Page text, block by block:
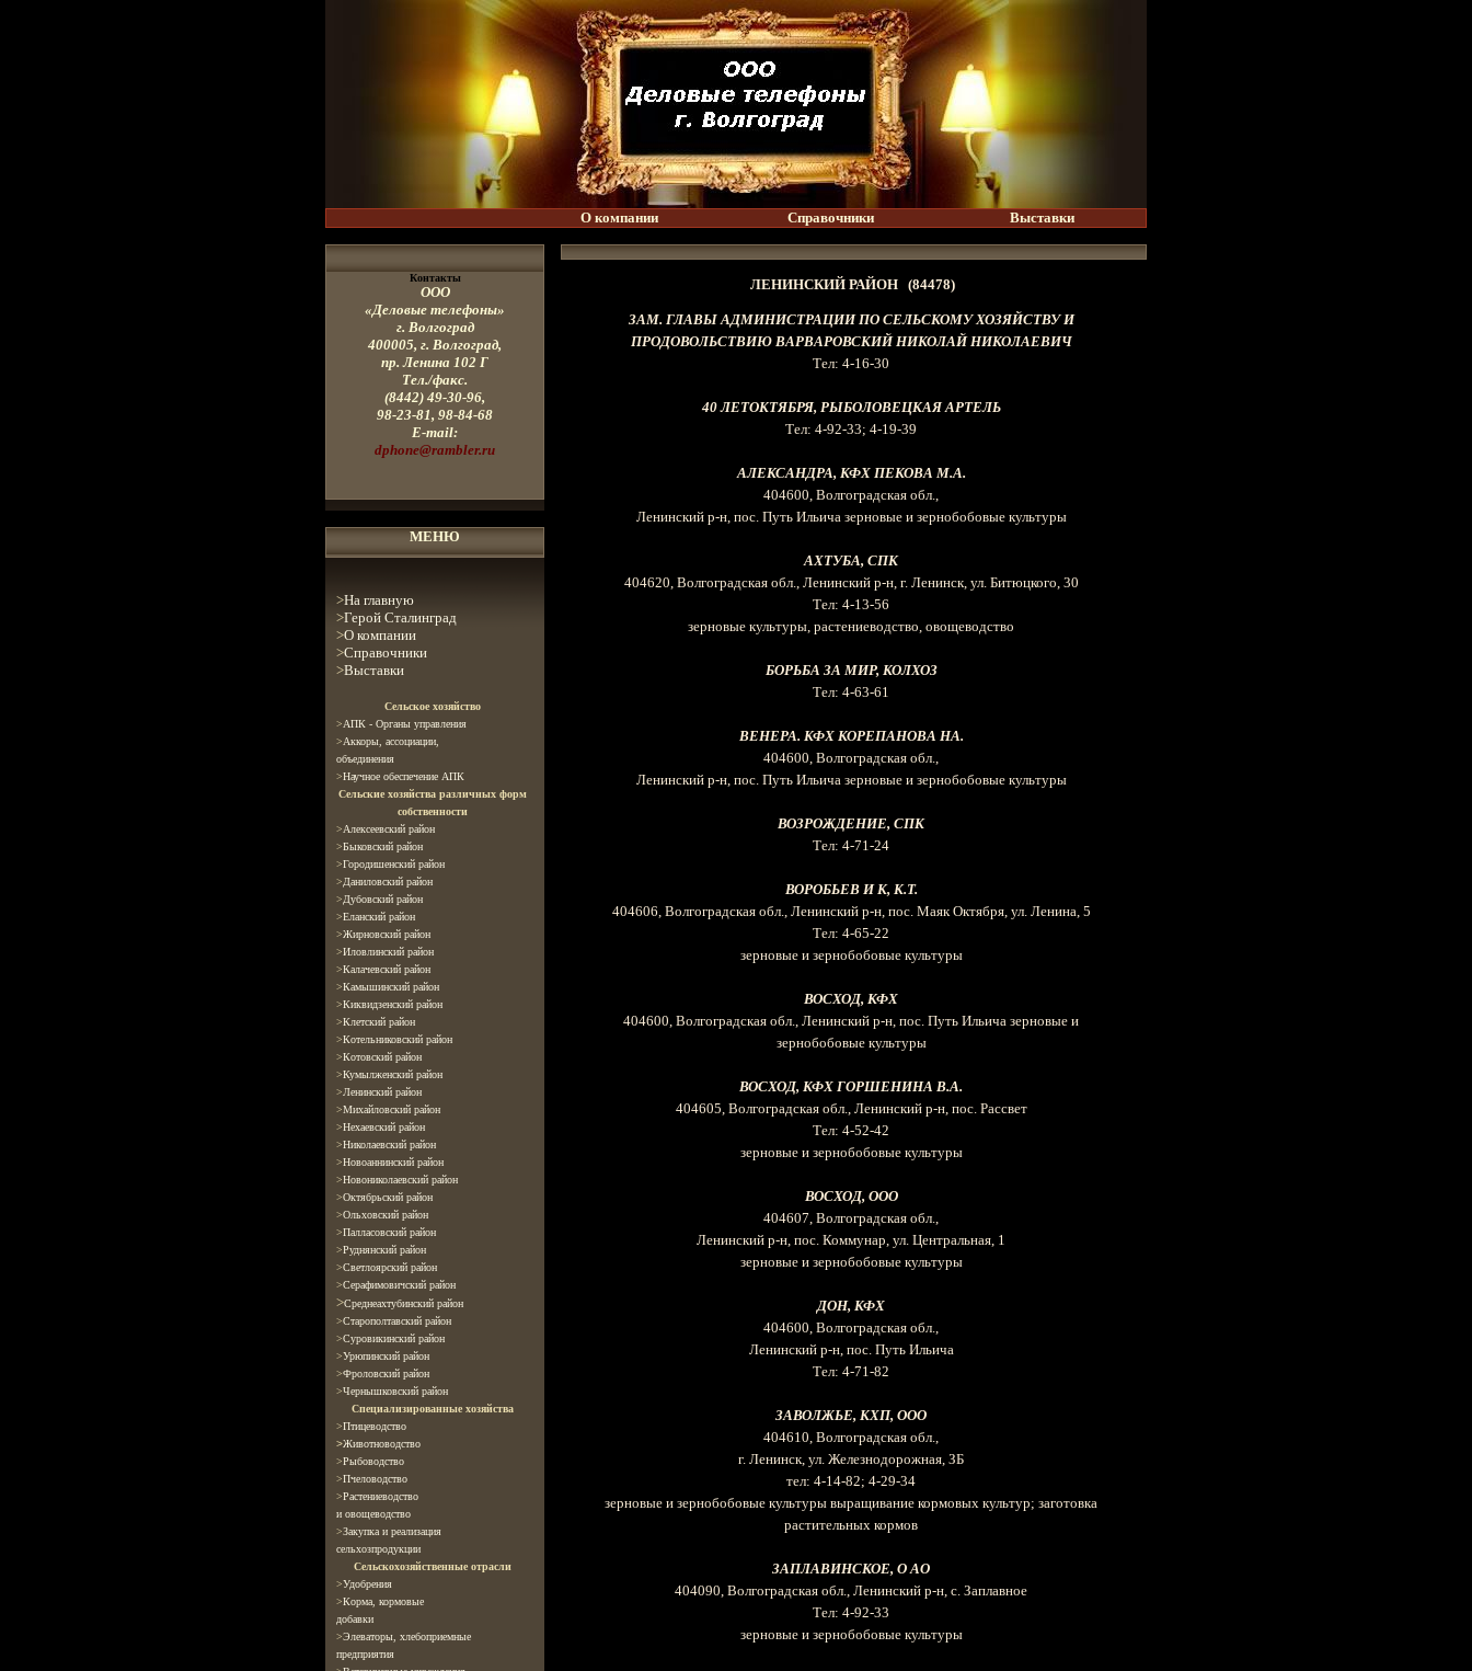
О компании Справочники Выставки
Контакты
ООО
«Деловые телефоны»
г. Волгоград
400005, г. Волгоград,
пр. Ленина 102 Г
Тел./факс.
(8442) 49-30-96,
98-23-81, 98-84-68
E-mail:
dphone@rambler.ru
МЕНЮ
>На главную
>Герой Сталинград
>О компании
>Справочники
>Выставки
Сельское хозяйство
>АПК - Органы управления
>Аккоры, ассоциации,
объединения
>Научное обеспечение АПК
Сельские хозяйства различных форм
собственности
>Алексеевский район
>Быковский район
>Городишенский район
>Даниловский район
>Дубовский район
>Еланский район
>Жирновский район
>Иловлинский район
>Калачевский район
>Камышинский район
>Киквидзенский район
>Клетский район
>Котельниковский район
>Котовский район
>Кумылженский район
>Ленинский район
>Михайловский район
>Нехаевский район
>Николаевский район
>Новоаннинский район
>Новониколаевский район
>Октябрьский район
>Ольховский район
>Палласовский район
>Руднянский район
>Светлоярский район
>Серафимовичский район
>Среднеахтубинский район
>Старополтавский район
>Суровикинский район
>Урюпинский район
>Фроловский район
>Чернышковский район
Специализированные хозяйства
>Птицеводство
>Животноводство
>Рыбоводство
>Пчеловодство
>Растениеводство
и овощеводство
>Закупка и реализация
сельхозпродукции
Сельскохозяйственные отрасли
>Удобрения
>Корма, кормовые
добавки
>Элеваторы, хлебоприемные
предприятия
ЛЕНИНСКИЙ РАЙОН (84478)
ЗАМ. ГЛАВЫ АДМИНИСТРАЦИИ ПО СЕЛЬСКОМУ ХОЗЯЙСТВУ И
ПРОДОВОЛЬСТВИЮ ВАРВАРОВСКИЙ НИКОЛАЙ НИКОЛАЕВИЧ
Тел: 4-16-30
40 ЛЕТОКТЯБРЯ, РЫБОЛОВЕЦКАЯ АРТЕЛЬ
Тел: 4-92-33; 4-19-39
АЛЕКСАНДРА, КФХ ПЕКОВА М.А.
404600, Волгоградская обл.,
Ленинский р-н, пос. Путь Ильича зерновые и зернобобовые культуры
АХТУБА, СПК
404620, Волгоградская обл., Ленинский р-н, г. Ленинск, ул. Битюцкого, 30
Тел: 4-13-56
зерновые культуры, растениеводство, овощеводство
БОРЬБА ЗА МИР, КОЛХОЗ
Тел: 4-63-61
ВЕНЕРА. КФХ КОРЕПАНОВА НА.
404600, Волгоградская обл.,
Ленинский р-н, пос. Путь Ильича зерновые и зернобобовые культуры
ВОЗРОЖДЕНИЕ, СПК
Тел: 4-71-24
ВОРОБЬЕВ И К, К.Т.
404606, Волгоградская обл., Ленинский р-н, пос. Маяк Октября, ул. Ленина, 5
Тел: 4-65-22
зерновые и зернобобовые культуры
ВОСХОД, КФХ
404600, Волгоградская обл., Ленинский р-н, пос. Путь Ильича зерновые и
зернобобовые культуры
ВОСХОД, КФХ ГОРШЕНИНА В.А.
404605, Волгоградская обл., Ленинский р-н, пос. Рассвет
Тел: 4-52-42
зерновые и зернобобовые культуры
ВОСХОД, ООО
404607, Волгоградская обл.,
Ленинский р-н, пос. Коммунар, ул. Центральная, 1
зерновые и зернобобовые культуры
ДОН, КФХ
404600, Волгоградская обл.,
Ленинский р-н, пос. Путь Ильича
Тел: 4-71-82
ЗАВОЛЖЬЕ, КХП, ООО
404610, Волгоградская обл.,
г. Ленинск, ул. Железнодорожная, ЗБ
тел: 4-14-82; 4-29-34
зерновые и зернобобовые культуры выращивание кормовых культур; заготовка
растительных кормов
ЗАПЛАВИНСКОЕ, О АО
404090, Волгоградская обл., Ленинский р-н, с. Заплавное
Тел: 4-92-33
зерновые и зернобобовые культуры